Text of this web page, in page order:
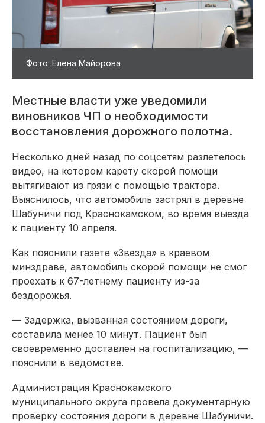
Фото: Елена Майорова
Местные власти уже уведомили
виновников ЧП о необходимости
восстановления дорожного полотна.
Несколько дней назад по соцсетям разлетелось
видео, на котором карету скорой помощи
вытягивают из грязи с помощью трактора.
Выяснилось, что автомобиль застрял в деревне
Шабуничи под Краснокамском, во время выезда
к пациенту 10 апреля.
Как пояснили газете «Звезда» в краевом
минздраве, автомобиль скорой помощи не смог
проехать к 67-летнему пациенту из-за
бездорожья.
— Задержка, вызванная состоянием дороги,
составила менее 10 минут. Пациент был
своевременно доставлен на госпитализацию, —
пояснили в ведомстве.
Администрация Краснокамского
муниципального округа провела документарную
проверку состояния дороги в деревне Шабуничи.